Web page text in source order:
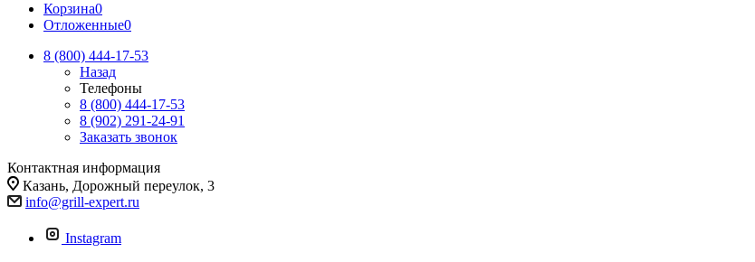
Корзина0
Отложенные0
8 (800) 444-17-53
Назад
Телефоны
8 (800) 444-17-53
8 (902) 291-24-91
Заказать звонок
Контактная информация
Казань, Дорожный переулок, 3
info@grill-expert.ru
Instagram